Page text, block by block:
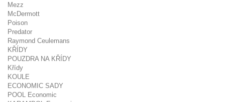
Mezz
McDermott
Poison
Predator
Raymond Ceulemans
KŘÍDY
POUZDRA NA KŘÍDY
Křídy
KOULE
ECONOMIC SADY
POOL Economic